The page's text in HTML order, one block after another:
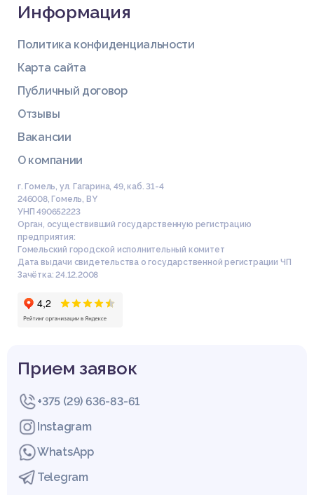
Информация
Политика конфиденциальности
Карта сайта
Публичный договор
Отзывы
Вакансии
О компании
г. Гомель, ул. Гагарина, 49, каб. 31-4
246008,Гомель BY
УНП 490652223
Орган, осуществивший государственную регистрацию
предприятия:
Гомельский городской исполнительный комитет
Дата выдачи свидетельства о государственной регистрации ЧП
Зачётка: 24.12.2008
Прием заявок
+375 (29) 636-83-61
Instagram
WhatsApp
Telegram